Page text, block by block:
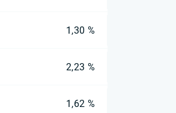
1,30 %
2,23 %
1,62 %